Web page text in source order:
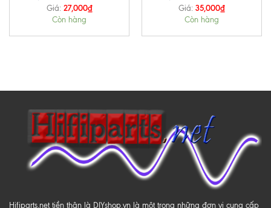
Giá: 27,000₫
Còn hàng
Giá: 35,000₫
Còn hàng
Hifiparts.net tiền thân là DIYshop.vn là một trong những đơn vị cung cấp